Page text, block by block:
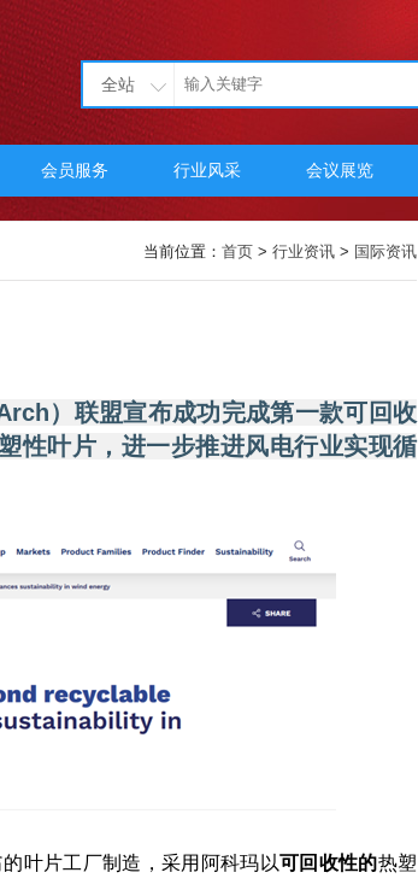
全站
会员服务 行业风采 会议展览
当前位置： 首页 > 行业资讯 > 国际资讯
）联盟宣布成功完成第一款可回收
性叶片，进一步推进风电行业实现循
叶片工厂制造，采用阿科玛以可回收性的热塑